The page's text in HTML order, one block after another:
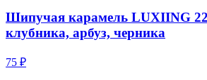
Шипучая карамель LUXIING
клубника, арбуз, черника
75 ₽